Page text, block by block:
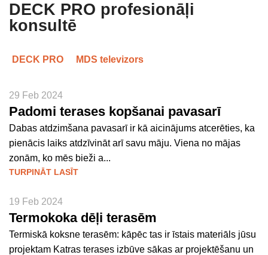
DECK PRO profesionāļi
konsultē
DECK PRO MDS televizors
29 Feb 2024
Padomi terases kopšanai pavasarī
Dabas atdzimšana pavasarī ir kā aicinājums atcerēties, ka
pienācis laiks atdzīvināt arī savu māju. Viena no mājas
zonām, ko mēs bieži a...
TURPINĀT LASĪT
19 Feb 2024
Termokoka dēļi terasēm
Termiskā koksne terasēm: kāpēc tas ir īstais materiāls jūsu
projektam Katras terases izbūve sākas ar projektēšanu un